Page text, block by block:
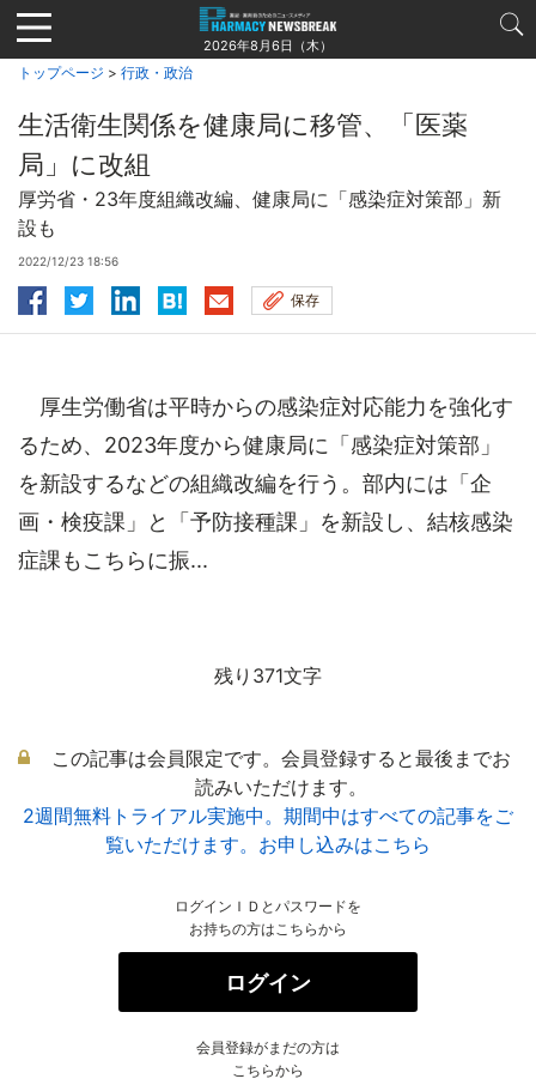
Jump
to
navigation
2026年8月6日（木）
トップページ > 行政・政治
生活衛生関係を健康局に移管、「医薬
局」に改組
厚労省・23年度組織改編、健康局に「感染症対策部」新
設も
2022/12/23 18:56
保存
厚生労働省は平時からの感染症対応能力を強化す
るため、2023年度から健康局に「感染症対策部」
を新設するなどの組織改編を行う。部内には「企
画・検疫課」と「予防接種課」を新設し、結核感染
症課もこちらに振...
残り371文字
この記事は会員限定です。会員登録すると最後までお
読みいただけます。
2週間無料トライアル実施中。期間中はすべての記事をご
覧いただけます。お申し込みはこちら
ログインＩＤとパスワードを
お持ちの方はこちらから
ログイン
会員登録がまだの方は
こちらから